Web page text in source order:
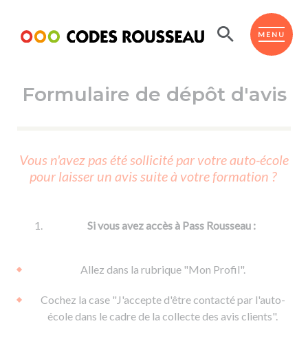
MENU
ESPACE ÉLÈVE
Code de la route
Passer l'ASSR
Réviser le code
Passer l'ETM
Permis voiture
Permis remorque
Permis & handicap
d'apprentissage
De la conduite en voiture
De la conduite à moto
Formations pro.
Permis poids lourd
Formulaire de dépôt d'avis
Vous n'avez pas été sollicité par votre auto-école
pour laisser un avis suite à votre formation ?
Si vous avez accès à Pass Rousseau :
Allez dans la rubrique "Mon Profil".
Cochez la case "J'accepte d'être contacté par l'auto-
école dans le cadre de la collecte des avis clients".